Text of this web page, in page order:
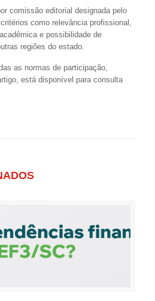
comissão editorial designada pelo
como relevância profissional,
e possibilidade de
regiões do estado.
as normas de participação,
está disponível para consulta